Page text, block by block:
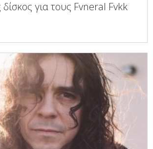
για τους Fvneral Fvkk